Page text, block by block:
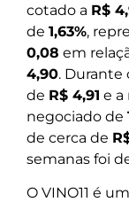
cotado a R$
de 1,63%,
0,08 em
4,90. Durante
de R$ 4,91 e a
negociado de
de cerca de
semanas foi
O VINO11 é